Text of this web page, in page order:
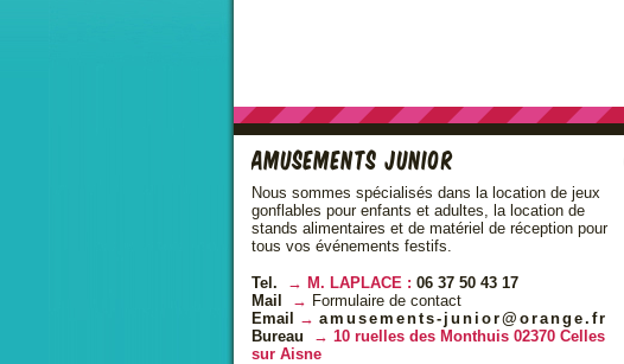
Amusements Junior
Nous sommes spécialisés dans la location de jeux
gonflables pour enfants et adultes, la location de
stands alimentaires et de matériel de réception pour
tous vos événements festifs.
Tel. M. LAPLACE : 06 37 50 43 17
Mail
Formulaire de contact
Email
amusements-junior@orange.fr
Bureau
10 ruelles des Monthuis 02370 Celles
sur Aisne